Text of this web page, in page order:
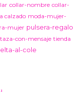
collar-nombre collar-
calzado moda-mujer-
mujer pulsera-regalo
taza-con-mensaje tienda
al-cole